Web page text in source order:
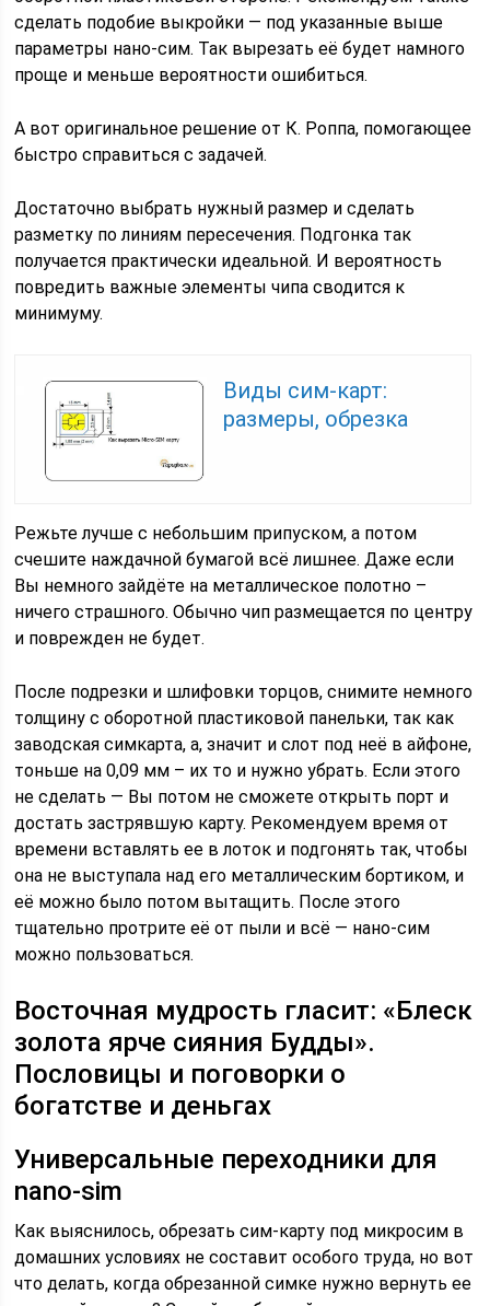
сделать подобие выкройки — под указанные выше
параметры нано-сим. Так вырезать её будет намного
проще и меньше вероятности ошибиться.
А вот оригинальное решение от К. Роппа, помогающее
быстро справиться с задачей.
Достаточно выбрать нужный размер и сделать
разметку по линиям пересечения. Подгонка так
получается практически идеальной. И вероятность
повредить важные элементы чипа сводится к
минимуму.
Виды сим-карт:
размеры, обрезка
Режьте лучше с небольшим припуском, а потом
счешите наждачной бумагой всё лишнее. Даже если
Вы немного зайдёте на металлическое полотно –
ничего страшного. Обычно чип размещается по центру
и поврежден не будет.
После подрезки и шлифовки торцов, снимите немного
толщину с оборотной пластиковой панельки, так как
заводская симкарта, а, значит и слот под неё в айфоне,
тоньше на 0,09 мм – их то и нужно убрать. Если этого
не сделать — Вы потом не сможете открыть порт и
достать застрявшую карту. Рекомендуем время от
времени вставлять ее в лоток и подгонять так, чтобы
она не выступала над его металлическим бортиком, и
её можно было потом вытащить. После этого
тщательно протрите её от пыли и всё — нано-сим
можно пользоваться.
Восточная мудрость гласит: «Блеск
золота ярче сияния Будды».
Пословицы и поговорки о
богатстве и деньгах
Универсальные переходники для
nano-sim
Как выяснилось, обрезать сим-карту под микросим в
домашних условиях не составит особого труда, но вот
что делать, когда обрезанной симке нужно вернуть ее